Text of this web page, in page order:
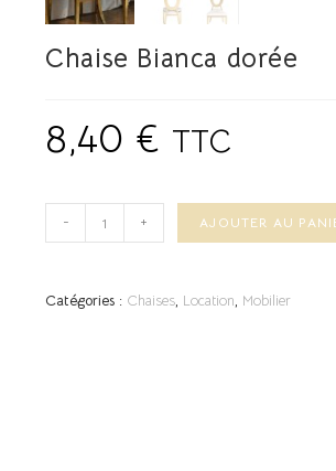
Chaise Bianca dorée
8,40 € TTC
- + AJOUTER AU
Catégories : Chaises, Location, Mobilier